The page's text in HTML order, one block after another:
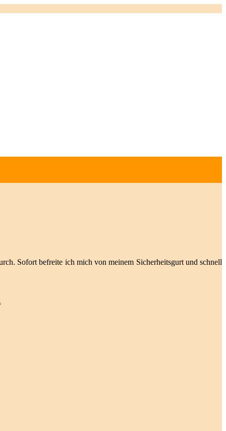
Sofort befreite ich mich von meinem Sicherheitsgurt und schnell